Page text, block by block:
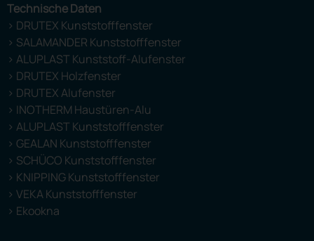
Technische Daten
> DRUTEX Kunststofffenster
> SALAMANDER Kunststofffenster
> ALUPLAST Kunststoff-Alufenster
> DRUTEX Holzfenster
> DRUTEX Alufenster
> INOTHERM Haustüren-Alu
> ALUPLAST Kunststofffenster
> GEALAN Kunststofffenster
> SCHÜCO Kunststofffenster
> KNIPPING Kunststofffenster
> VEKA Kunststofffenster
> Ekookna